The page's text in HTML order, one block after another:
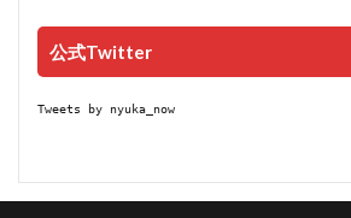
公式Twitter
Tweets by nyuka_now